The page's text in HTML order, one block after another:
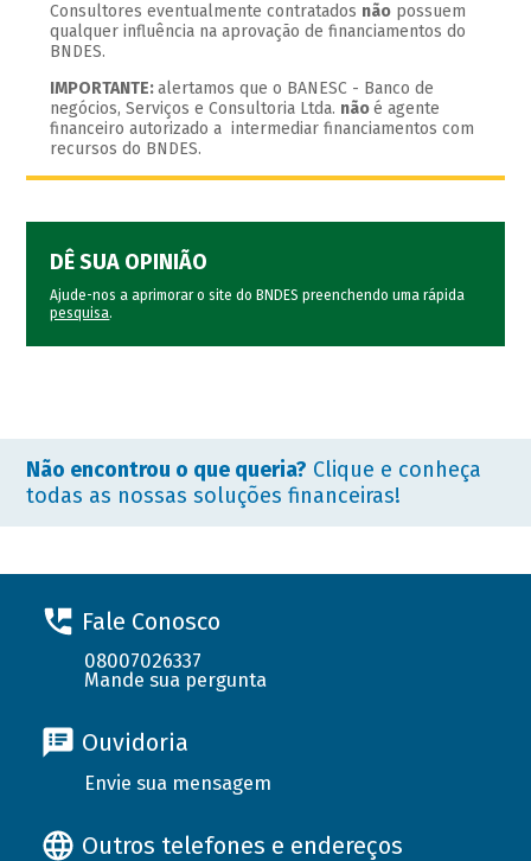
Consultores eventualmente contratados não possuem
qualquer influência na aprovação de financiamentos do
BNDES.
IMPORTANTE:alertamos que o BANESC - Banco de
negócios, Serviços e Consultoria Ltda. nãoé agente
financeiro autorizado a intermediar financiamentos com
recursos do BNDES.
DÊ SUA OPINIÃO
Ajude-nos a aprimorar o site do BNDES preenchendo uma rápida
pesquisa.
Não encontrou o que queria? Clique e conheça
todas as nossas soluções financeiras!
Fale Conosco
08007026337
Mande sua pergunta
Ouvidoria
Envie sua mensagem
Outros telefones e endereços